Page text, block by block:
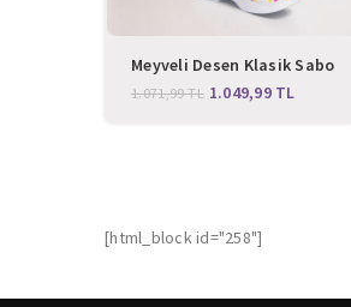
Meyveli Desen Klasik Sabo
Terlik
1.071,99TL 1.049,99 TL
[html_block id="258"]